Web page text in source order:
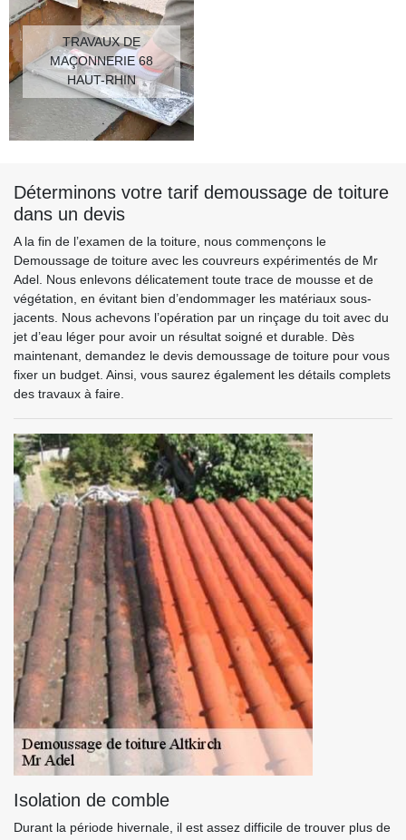
TRAVAUX DE
MAÇONNERIE 68
HAUT-RHIN
Déterminons votre tarif demoussage de toiture
dans un devis
A la fin de l’examen de la toiture, nous commençons le
Demoussage de toiture avec les couvreurs expérimentés de Mr
Adel. Nous enlevons délicatement toute trace de mousse et de
végétation, en évitant bien d’endommager les matériaux sous-
jacents. Nous achevons l’opération par un rinçage du toit avec du
jet d’eau léger pour avoir un résultat soigné et durable. Dès
maintenant, demandez le devis demoussage de toiture pour vous
fixer un budget. Ainsi, vous saurez également les détails complets
des travaux à faire.
Isolation de comble
Durant la période hivernale, il est assez difficile de trouver plus de